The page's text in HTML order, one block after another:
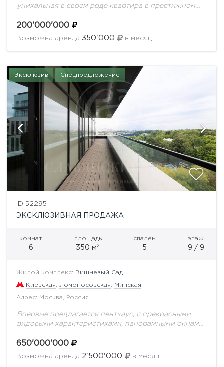
уникальная в своем роде квартира в престижном
с применением натуральных дорогостоящих
материалов. Идеальной планировкой
200'000'000
Возможна аренда 350'000 в месяц
Эксклюзив Спецпредложение
ID 52295
ЭКСКЛЮЗИВНАЯ ПРОДАЖА
комнат
6
площадь
350 м2
спален
5
этаж
9 / 9
Жилой комплекс: Вишневый Сад
Киевская Ломоносовская Минская
Адрес: Москва, Россия
Впервые предлагается пентхаус, с прекрасными
видовыми характеристиками, панорамными окнами
дорогостоящий ремонт, с идеально продуманной
планировкой для комфортной жизни семьи.
650'000'000
Возможна аренда 2'500'000 в месяц